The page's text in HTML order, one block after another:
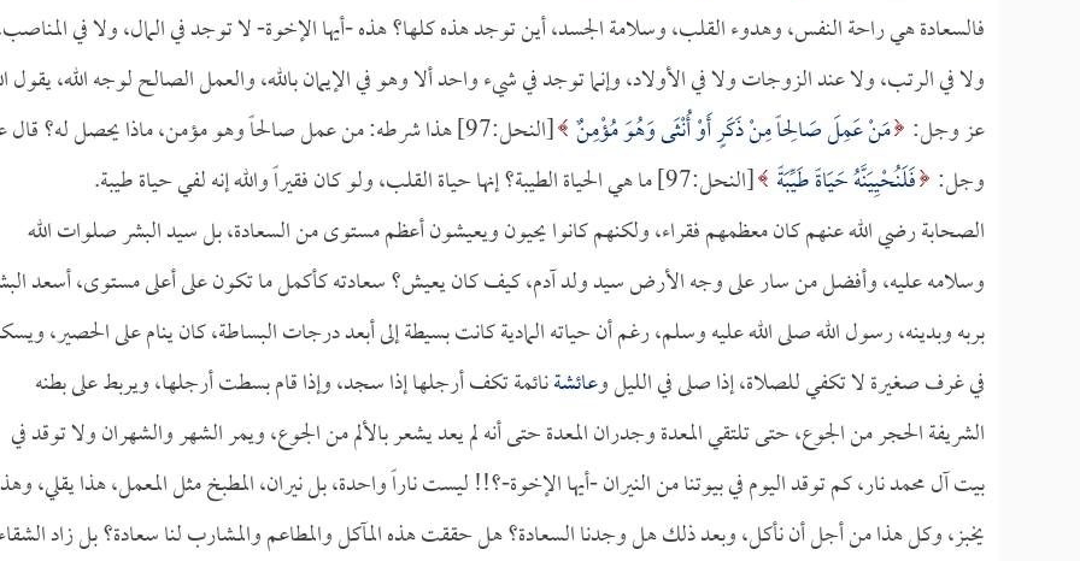
فالسعادة هي راحة النفس، وهدوء القلب، وسلامة الجسد، أين توجد هذه كلها؟ هذه -أيها الإخوة- لا توجد في المال، ولا في
ولا في الرتب، ولا عند الزوجات ولا في الأولاد، وإنما توجد في شيء واحد ألا وهو في الإيمان بالله، والعمل الصالح لوجه الله، يقول
عز وجل: مَنْ عَمِلَ صَالِحاً مِنْ ذَكَرٍ أَوْ أُنْثَى وَهُوَ مُؤْمِنٌ
[النحل:97] هذا شرطه: من عمل صالحاً وهو مؤمن، ماذا يحصل له؟
وجل: فَلَنُحْيِيَنَّهُ حَيَاةً طَيِّبَةً [النحل:97] ما هي الحياة الطيبة؟ إنها حياة القلب، ولو كان فقيراً والله إنه لفي حياة طيبة.
الصحابة رضي الله عنهم كان معظمهم فقراء، ولكنهم كانوا يحيون ويعيشون أعظم مستوى من السعادة، بل سيد البشر صلوات الله
وسلامه عليه، وأفضل من سار على وجه الأرض سيد ولد آدم، كيف كان يعيش؟ سعادته كأكمل ما تكون على أعلى مستوى، أسعد
بربه وبدينه، رسول الله صلى الله عليه وسلم، رغم أن حياته المادية كانت بسيطة إلى أبعد درجات البساطة، كان ينام على الحصير،
في غرف صغيرة لا تكفي للصلاة، إذا صلى في الليل وعائشةنائمة تكف أرجلها إذا سجد، وإذا قام بسطت أرجلها، ويربط على بطنه
الشريفة الحجر من الجوع، حتى تلتقي المعدة وجدران المعدة حتى أنه لم يعد يشعر بالألم من الجوع، ويمر الشهر والشهران ولا توقد في
بيت آل محمد نار، كم توقد اليوم في بيوتنا من النيران -أيها الإخوة-؟!! ليست ناراً واحدة، بل نيران، المطبخ مثل المعمل، هذا يقلي،
يخبز، وكل هذا من أجل أن نأكل، وبعد ذلك هل وجدنا السعادة؟ هل حققت هذه المآكل والمطاعم والمشارب لنا سعادة؟ بل زاد